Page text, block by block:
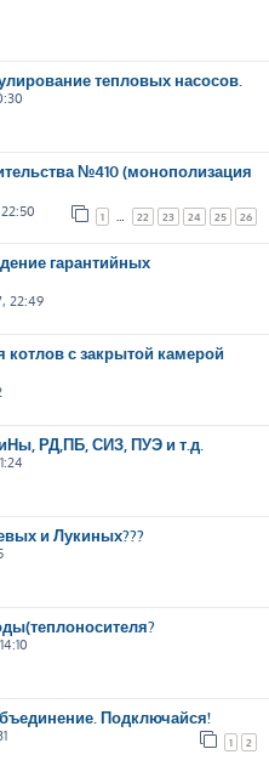
тепловых насосов.
№410 (монополизация
1 22 23 24 25 26
гарантийных
22:49
котлов с закрытой камерой
РД,ПБ, СИЗ, ПУЭ и т.д.
и Лукиных???
Подключайся!
1 2